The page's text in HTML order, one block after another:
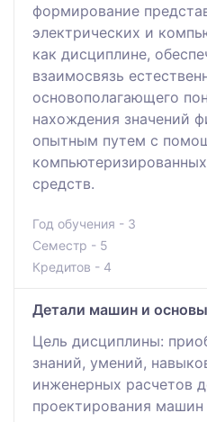
формирование
электрических и
как дисциплине,
взаимосвязь
основополагающего
нахождения значений
опытным путем с
средств.
Год обучения - 3
Семестр - 5
Кредитов - 4
Детали машин и
Цель дисциплины:
знаний, умений,
инженерных расчетов
проектирования